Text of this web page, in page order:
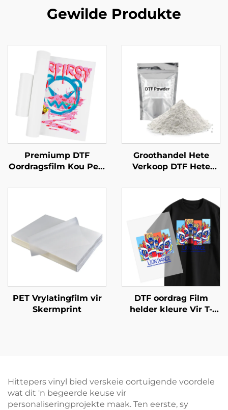
Gewilde Produkte
Premiump DTF
Oordragsfilm Kou Peel
Groothandel Hete
Verkoop DTF Hete
PET Film Poeder vir
Warmte-oordrag Druk
Kleding
PET Vrylatingfilm vir
Skermprint
DTF oordrag Film
helder kleure Vir T-
Hittepers vinyl bied verskeie oortuigende voordele
wat dit 'n begeerde keuse vir
personaliseringprojekte maak. Ten eerste, sy